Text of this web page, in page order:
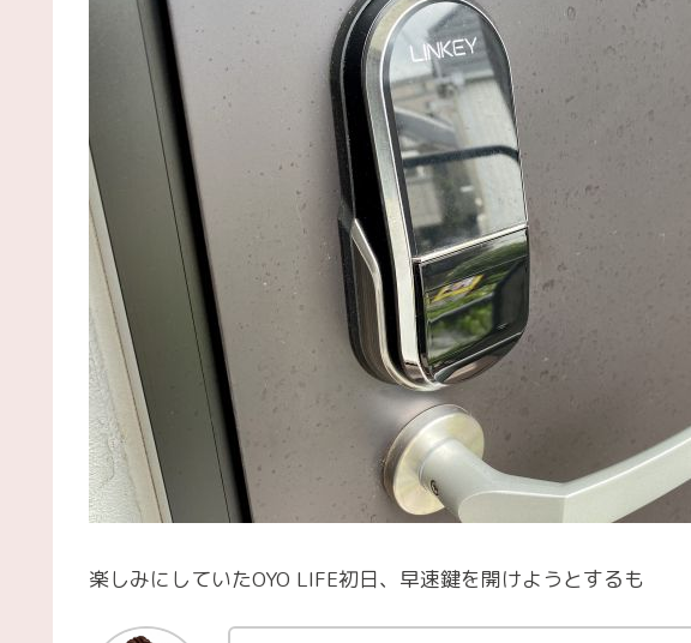
楽しみにしていたOYO LIFE初日、早速鍵を開けようとするも